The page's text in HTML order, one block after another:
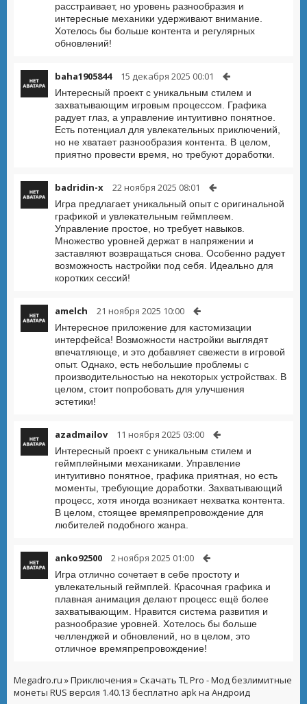
расстраивает, но уровень разнообразия и
интересные механики удерживают внимание.
Хотелось бы больше контента и регулярных
обновлений!
baha1905844 15 декабря 2025 00:01
Интересный проект с уникальным стилем и
захватывающим игровым процессом. Графика
радует глаз, а управление интуитивно понятное.
Есть потенциал для увлекательных приключений,
но не хватает разнообразия контента. В целом,
приятно провести время, но требуют доработки.
badridin-x 22 ноября 2025 08:01
Игра предлагает уникальный опыт с оригинальной
графикой и увлекательным геймплеем.
Управление простое, но требует навыков.
Множество уровней держат в напряжении и
заставляют возвращаться снова. Особенно радует
возможность настройки под себя. Идеально для
коротких сессий!
amelch 21 ноября 2025 10:00
Интересное приложение для кастомизации
интерфейса! Возможности настройки выглядят
впечатляюще, и это добавляет свежести в игровой
опыт. Однако, есть небольшие проблемы с
производительностью на некоторых устройствах. В
целом, стоит попробовать для улучшения
эстетики!
azadmailov 11 ноября 2025 03:00
Интересный проект с уникальным стилем и
геймплейными механиками. Управление
интуитивно понятное, графика приятная, но есть
моменты, требующие доработки. Захватывающий
процесс, хотя иногда возникает нехватка контента.
В целом, стоящее времяпрепровождение для
любителей подобного жанра.
anko92500 2 ноября 2025 01:00
Игра отлично сочетает в себе простоту и
увлекательный геймплей. Красочная графика и
плавная анимация делают процесс ещё более
захватывающим. Нравится система развития и
разнообразие уровней. Хотелось бы больше
челленджей и обновлений, но в целом, это
отличное времяпрепровождение!
Megadro.ru »Приключения » Скачать TL Pro - Мод безлимитные
монеты RUS версия 1.40.13 бесплатно apk на Андроид